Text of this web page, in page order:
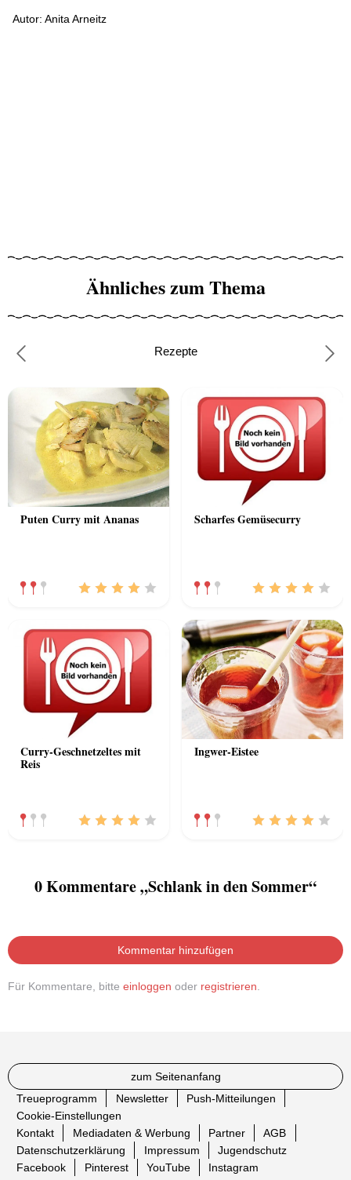
Autor: Anita Arneitz
Ähnliches zum Thema
Rezepte
Puten Curry mit Ananas Scharfes Gemüsecurry
Curry-Geschnetzeltes mit
Reis
Ingwer-Eistee
0 Kommentare „Schlank in den Sommer“
Kommentar hinzufügen
Für Kommentare, bitte einloggen oder registrieren.
zum Seitenanfang
Treueprogramm
Newsletter
Push-Mitteilungen
Cookie-Einstellungen
Kontakt
Mediadaten & Werbung Partner
AGB
Datenschutzerklärung
Impressum
Jugendschutz
Facebook
Pinterest YouTube Instagram